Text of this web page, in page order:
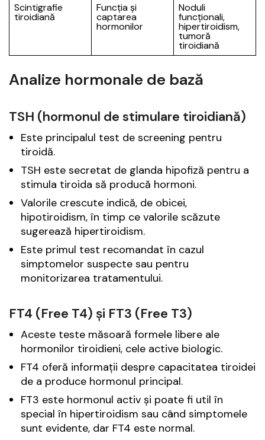
Scintigrafie
tiroidiană
Funcția și
captarea
hormonilor
Noduli
funcționali,
hipertiroidism,
tumoră
tiroidiană
Analize hormonale de bază
TSH (hormonul de stimulare tiroidiană)
Este principalul test de screening pentru
tiroidă.
TSH este secretat de glanda hipofiză pentru a
stimula tiroida să producă hormoni.
Valorile crescute indică, de obicei,
hipotiroidism, în timp ce valorile scăzute
sugerează hipertiroidism.
Este primul test recomandat în cazul
simptomelor suspecte sau pentru
monitorizarea tratamentului.
FT4 (Free T4) și FT3 (Free T3)
Aceste teste măsoară formele libere ale
hormonilor tiroidieni, cele active biologic.
FT4 oferă informații despre capacitatea tiroidei
de a produce hormonul principal.
FT3 este hormonul activ și poate fi util în
special în hipertiroidism sau când simptomele
sunt evidente, dar FT4 este normal.